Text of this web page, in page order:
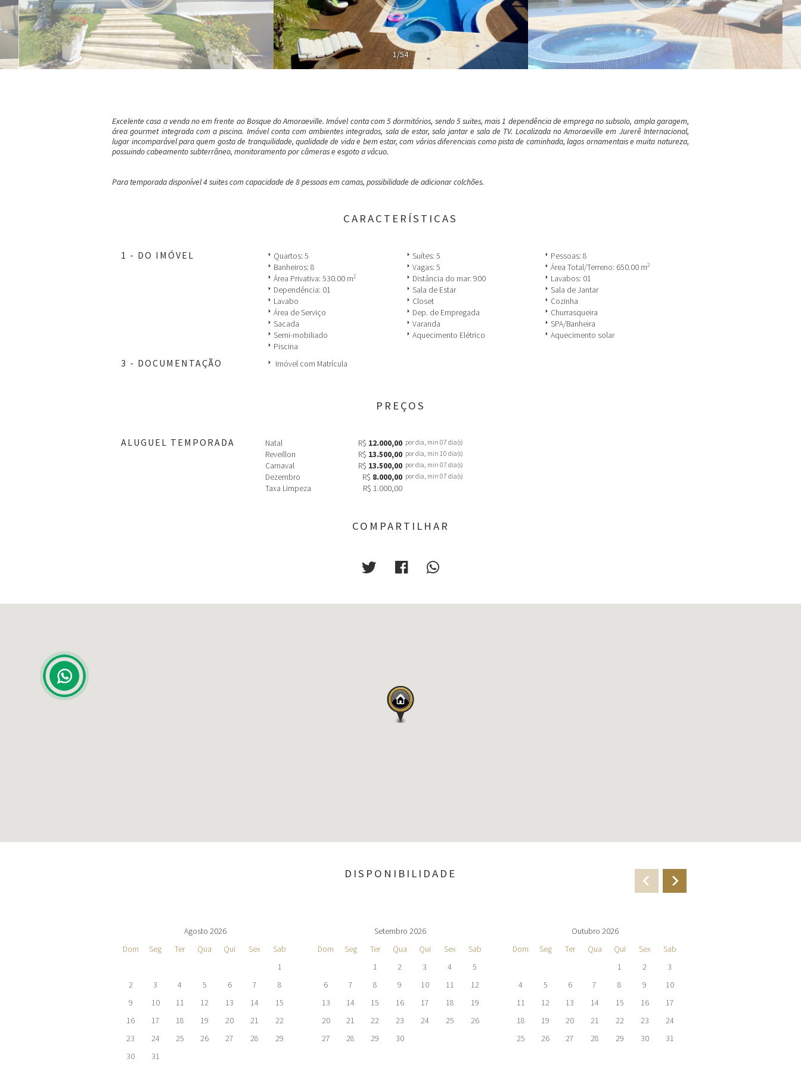
1/54
Excelente casa a venda no em frente ao Bosque do Amoraeville. Imóvel conta com 5 dormitórios, sendo 5 suites, mais 1 dependência de emprega no subsolo, ampla garagem,
área gourmet integrada com a piscina. Imóvel conta com ambientes integrados, sala de estar, sala jantar e sala de TV. Localizada no Amoraeville em Jurerê Internacional,
lugar incomparável para quem gosta de tranquilidade, qualidade de vida e bem estar, com vários diferenciais como pista de caminhada, lagos ornamentais e muita natureza,
possuindo cabeamento subterrâneo, monitoramento por câmeras e esgoto a vácuo.
Para temporada disponível 4 suites com capacidade de 8 pessoas em camas, possibilidade de adicionar colchões.
CARACTERÍSTICAS
1 - DO IMÓVEL arrow_right Quartos: 5 arrow_right Suítes: 5 arrow_right Pessoas: 8
arrow_right Banheiros: 8 arrow_right Vagas: 5 arrow_right Área Total/Terreno: 650.00 m2
arrow_right Área Privativa: 530.00 m2 arrow_right Distância do mar: 900 arrow_right Lavabos: 01
arrow_right Dependência: 01 arrow_right Sala de Estar arrow_right Sala de Jantar
arrow_right Lavabo arrow_right Closet arrow_right Cozinha
arrow_right Área de Serviço arrow_right Dep. de Empregada arrow_right Churrasqueira
arrow_right Sacada arrow_right Varanda arrow_right SPA/Banheira
arrow_right Semi-mobiliado arrow_right Aquecimento Elétrico arrow_right Aquecimento solar
arrow_right Piscina
3 - DOCUMENTAÇÃO arrow_right Imóvel com Matrícula
PREÇOS
ALUGUEL TEMPORADA Natal R$ 12.000,00 por dia, min 07 dia(s)
Reveillon R$ 13.500,00 por dia, min 10 dia(s)
Carnaval R$ 13.500,00 por dia, min 07 dia(s)
Dezembro R$ 8.000,00 por dia, min 07 dia(s)
Taxa Limpeza R$ 1.000,00
COMPARTILHAR
DISPONIBILIDADE
Agosto 2026
Dom
Seg Ter Qua Qui Sex
Sab
1
2
3 4 5 6 7
8
9
10 11 12 13 14
15
16
17 18 19 20 21
22
23
24 25 26 27 28
29
30
31
Setembro 2026
Dom
Seg Ter Qua Qui Sex
Sab
1
2 3 4
5
6
7 8 9 10 11
12
13
14 15 16 17 18
19
20
21 22 23 24 25
26
27
28 29 30
Outubro 2026
Dom
Seg Ter Qua Qui Sex
Sab
1
2
3
4
5 6 7 8 9
10
11
12 13 14 15 16
17
18
19 20 21 22 23
24
25
26 27 28 29 30 31